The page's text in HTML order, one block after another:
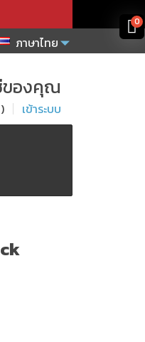
ภาษาไทย
องคุณ
เข้าระบบ
0